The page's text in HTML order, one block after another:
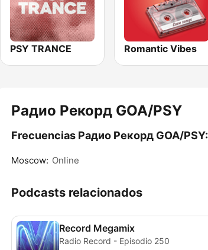
PSY TRANCE Romantic Vibes
Радио Рекорд GOA/PSY
Frecuencias Радио Рекорд GOA/PSY:
Moscow: Online
Podcasts relacionados
Record Megamix
Radio Record - Episodio 250